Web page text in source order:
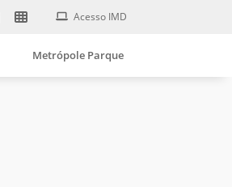
Acesso IMD
Metrópole Parque